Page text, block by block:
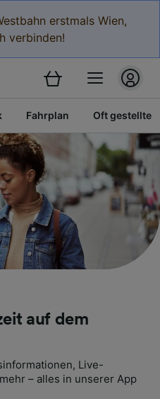
erstmals Wien,
verbinden!
Fahrplan Oft gestellte
auf dem
Live-
– alles in unserer App